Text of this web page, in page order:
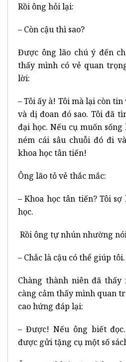
Rồi ông hỏi lại:
– Còn cậu thì sao?
Được ông lão chú ý đến
thấy mình có vẻ quan
lời:
– Tôi ấy à! Tôi mà lại còn
và dị đoan đó sao. Tôi đã
đại học. Nếu cụ muốn
ném cái sâu chuỗi đó đi
khoa học tân tiến!
Ông lão tỏ vẻ thắc mắc:
– Khoa học tân tiến? Tôi
học.
Rồi ông tự nhún nhường
– Chắc là cậu có thể giúp tôi.
Chàng thành niên đã
càng cảm thấy mình quan
cao hứng đáp lại:
– Được! Nếu ông biết
được gửi tặng cụ một số